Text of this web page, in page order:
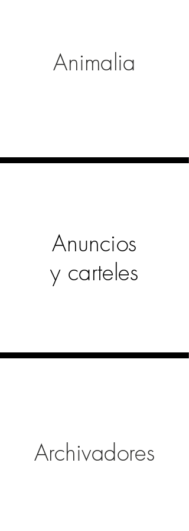
Animalia
Anuncios
y carteles
Archivadores